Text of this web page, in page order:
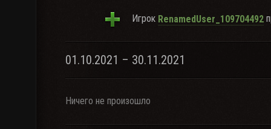
Игрок RenamedUser_109704492
01.10.2021 – 30.11.2021
Ничего не произошло